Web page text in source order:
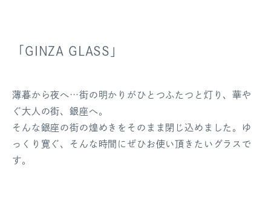
「GINZA GLASS」
薄暮から夜へ…街の明かりがひとつふたつと灯り、華や
ぐ大人の街、銀座へ。
そんな銀座の街の煌めきをそのまま閉じ込めました。ゆ
っくり寛ぐ、そんな時間にぜひお使い頂きたいグラスで
す。